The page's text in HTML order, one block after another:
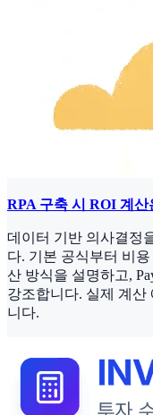
RPA 구축 시 ROI 계산
데이터 기반 의사결정
다. 기본 공식부터 비
산 방식을 설명하고,
강조합니다. 실제 계산
니다.